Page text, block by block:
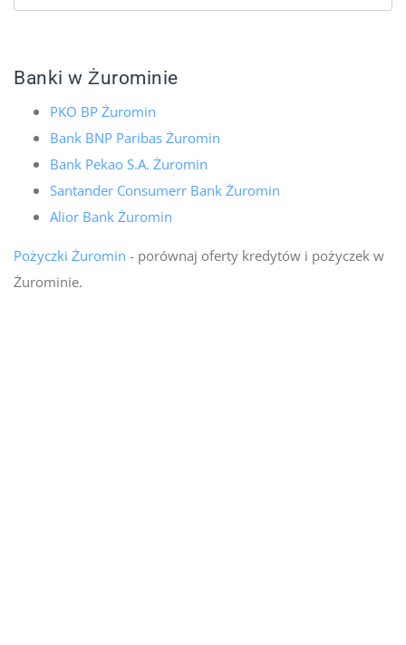
Banki w Żurominie
PKO BP Żuromin
Bank BNP Paribas Żuromin
Bank Pekao S.A. Żuromin
Santander Consumerr Bank Żuromin
Alior Bank Żuromin
Pożyczki Żuromin - porównaj oferty kredytów i pożyczek w
Żurominie.